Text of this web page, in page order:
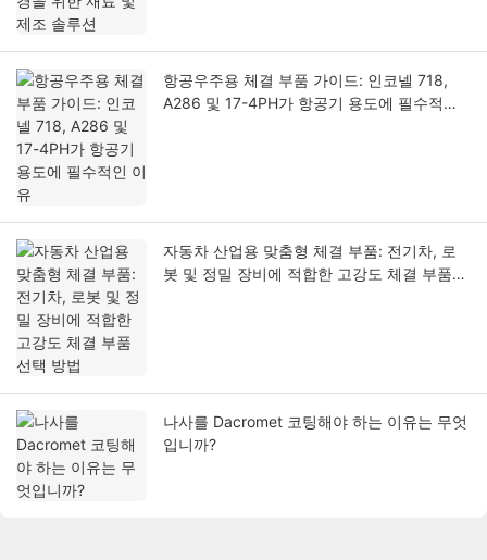
항공우주용 체결 부품 가이드: 인코넬 718,
A286 및 17-4PH가 항공기 용도에 필수적인
자동차 산업용 맞춤형 체결 부품: 전기차, 로
봇 및 정밀 장비에 적합한 고강도 체결 부품
나사를 Dacromet 코팅해야 하는 이유는 무엇
입니까?